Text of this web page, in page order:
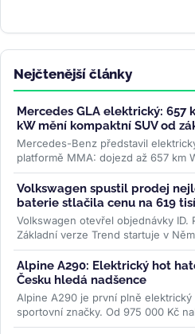
Nejčtenější články
Mercedes GLA elektrický: 657
kW mění kompaktní SUV od
Mercedes-Benz představil
platformě MMA: dojezd až 657 km
kW a plnění na 80 % za 22...>>
Volkswagen spustil prodej
baterie stlačila cenu na 619
Volkswagen otevřel objednávky ID.
Základní verze Trend startuje v
Česku na 619 000 Kč....>>
Alpine A290: Elektrický hot
Česku hledá nadšence
Alpine A290 je první plně
sportovní značky. Od 975 000 Kč
a jízdní...>>